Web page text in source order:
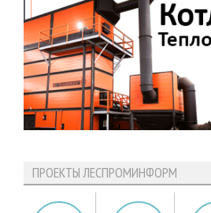
ПРОЕКТЫ ЛЕСПРОМИНФОРМ